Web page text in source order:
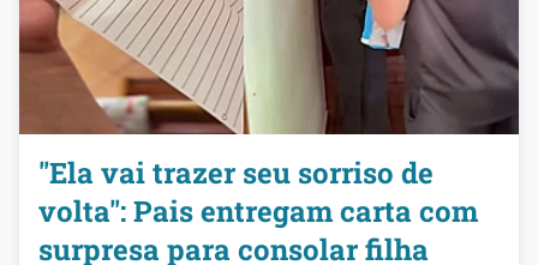
"Ela vai trazer seu sorriso de
volta": Pais entregam carta com
surpresa para consolar filha